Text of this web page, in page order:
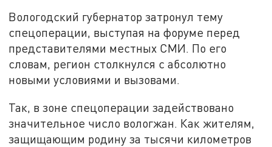
Вологодский губернатор затронул тему
спецоперации, выступая на форуме перед
представителями местных СМИ. По его
словам, регион столкнулся с абсолютно
новыми условиями и вызовами.
Так, в зоне спецоперации задействовано
значительное число вологжан. Как жителям,
защищающим родину за тысячи километров